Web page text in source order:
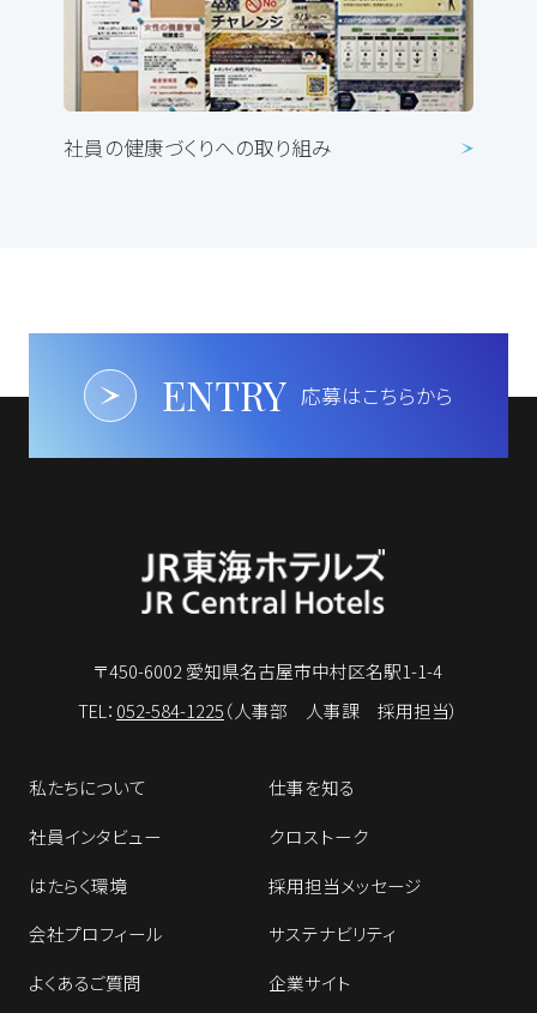
社員の健康づくりへの取り組み
ENTRY 応募はこちらから
〒450-6002 愛知県名古屋市中村区名駅1-1-4
TEL： 052-584-1225（人事部 人事課 採用担当）
私たちについて
仕事を知る
社員インタビュー
クロストーク
はたらく環境
採用担当メッセージ
会社プロフィール
サステナビリティ
よくあるご質問
企業サイト